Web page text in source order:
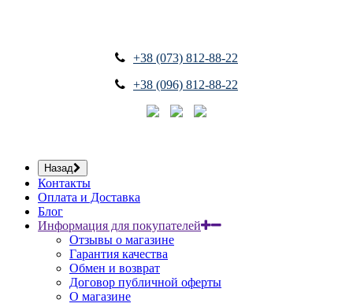
+38 (073) 812-88-22
+38 (096) 812-88-22
Назад
Контакты
Оплата и Доставка
Блог
Информация для покупателей
Отзывы о магазине
Гарантия качества
Обмен и возврат
Договор публичной оферты
О магазине